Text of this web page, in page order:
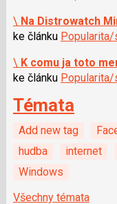
\ Na Distrowatch
ke článku
\ K comu ja toto
ke článku
Témata
Add new tag
hudba
internet
Windows
Všechny témata